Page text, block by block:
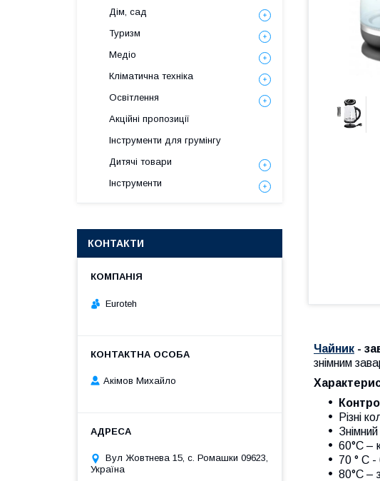
Чайник -
знімним
Різні
60°C –
70 ° C -
80°C –
Дім, сад
Туризм
Медіо
Кліматична техніка
Освітлення
Акційні пропозиції
Інструменти для грумінгу
Дитячі товари
Інструменти
КОНТАКТИ
Euroteh
Акімов Михайло
Вул Жовтнева 15, с. Ромашки 09623,
Україна